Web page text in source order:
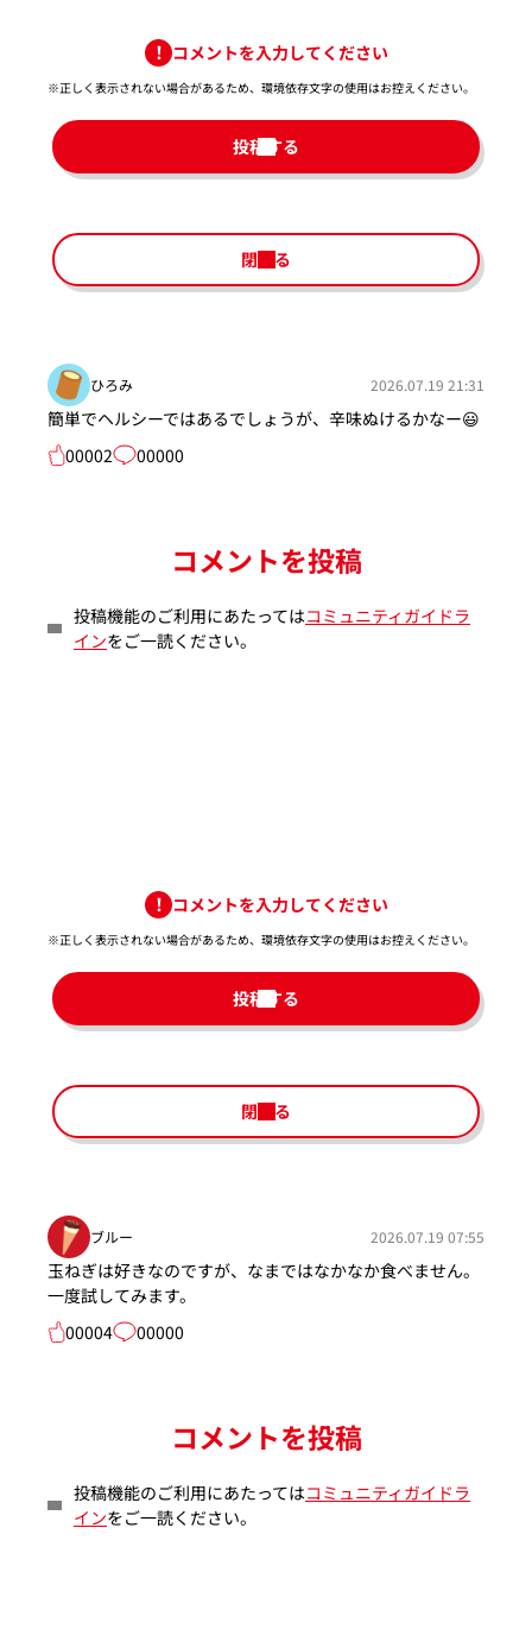
コメントを入力してください
※正しく表示されない場合があるため、環境依存文字の使用はお控えください。​
投稿する
閉じる
ひろみ 2026.07.19 21:31
簡単でヘルシーではあるでしょうが、辛味ぬけるかなー😃
00002
00000
コメントを投稿
投稿機能のご利用にあたってはコミュニティガイドラ
インをご一読ください。
コメントを入力してください
※正しく表示されない場合があるため、環境依存文字の使用はお控えください。​
投稿する
閉じる
ブルー 2026.07.19 07:55
玉ねぎは好きなのですが、なまではなかなか食べません。
一度試してみます。
00004
00000
コメントを投稿
投稿機能のご利用にあたってはコミュニティガイドラ
インをご一読ください。